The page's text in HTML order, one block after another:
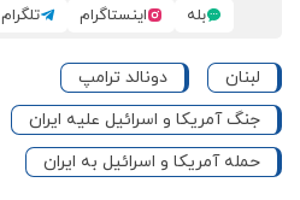
بله
اینستاگرام تلگرام
لبنان
دونالد ترامپ
جنگ آمریکا و اسرائیل علیه ایران
حمله آمریکا و اسرائیل به ایران